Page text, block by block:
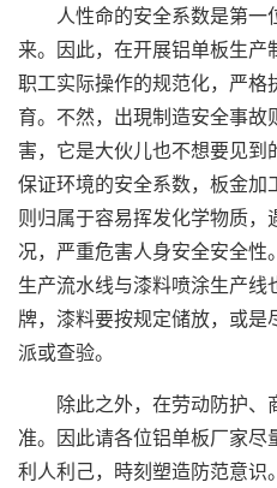
人性命的安全系数是第一
来。因此，在开展铝单板生产
职工实际操作的规范化，严
育。不然，出現制造安全事
害，它是大伙儿也不想要见
保证环境的安全系数，板金
则归属于容易挥发化学物质
况，严重危害人身安全安全
生产流水线与漆料喷涂生产
牌，漆料要按规定储放，或
派或查验。
除此之外，在劳动防护、
准。因此请各位铝单板厂家尽
利人利己，時刻塑造防范意识。